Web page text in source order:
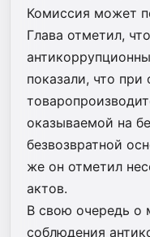
Комиссия может
Глава отметил,
показали, что
оказываемой на
безвозвратной
же он отметил
актов.
В свою очередь о
соблюдения